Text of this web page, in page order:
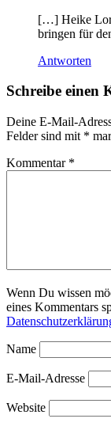
[…] Heike
bringen für
Antworten
Schreibe einen
Deine E-Mail-
Felder sind mit *
Kommentar *
Wenn Du wissen
eines Kommentars
Name
E-Mail-Adresse
Website